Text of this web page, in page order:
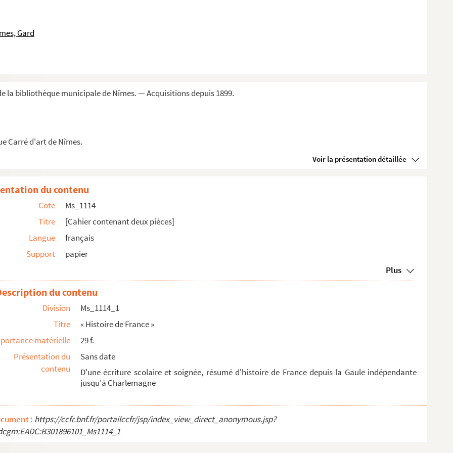
Gard
la bibliothèque municipale de Nîmes. — Acquisitions depuis 1899.
Carré d'art de Nîmes.
Voir la présentation détaillée
vers par Eugène Gazay, ancien professeur de rhé...
Caucanas fils »
de Créances »
eſtraicz tous. // les actes perpectuelz que i...
Nîmes
du contenu
Cote
Ms_1114
Titre
[Cahier contenant deux pièces]
Langue
français
Support
papier
Plus
du contenu
Division
Ms_1114_1
Titre
« Histoire de France »
matérielle
29 f.
Présentation du
contenu
Sans date
D'une écriture scolaire et soignée, résumé d'histoire de France depuis la Gaule indépendante
jusqu'à Charlemagne
: https://ccfr.bnf.fr/portailccfr/jsp/index_view_direct_anonymous.jsp?